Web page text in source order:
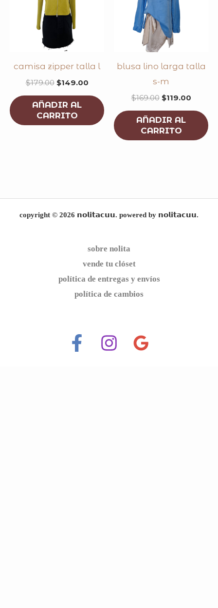
camisa zipper talla l
$179.00 $149.00
AÑADIR AL
CARRITO
blusa lino larga talla
s-m
$169.00 $119.00
AÑADIR AL
CARRITO
copyright © 2026 𝗻𝗼𝗹𝗶𝘁𝗮𝗰𝘂𝘂. powered by 𝗻𝗼𝗹𝗶𝘁𝗮𝗰𝘂𝘂.
sobre nolita
vende tu clóset
política de entregas y envíos
política de cambios